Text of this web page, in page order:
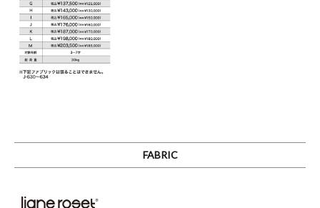
FABRIC